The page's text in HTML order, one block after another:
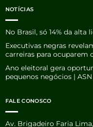
NOTÍCIAS
No Brasil, só 14% da
Executivas negras
carreiras para ocuparem
Ano eleitoral gera
pequenos negócios |
FALE CONOSCO
Av. Brigadeiro Faria